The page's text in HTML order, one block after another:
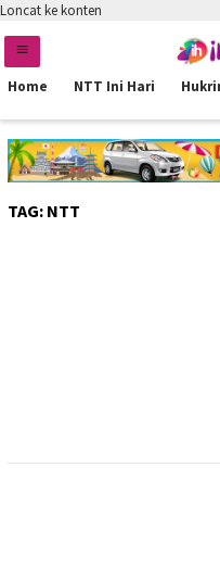
Loncat ke konten
Home NTT Ini Hari
TAG: NTT